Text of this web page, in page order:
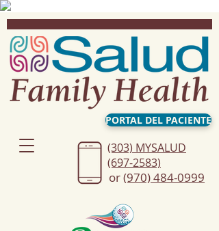
PORTAL DEL PACIENTE
(303) MYSALUD
(697-2583)
or(970) 484-0999